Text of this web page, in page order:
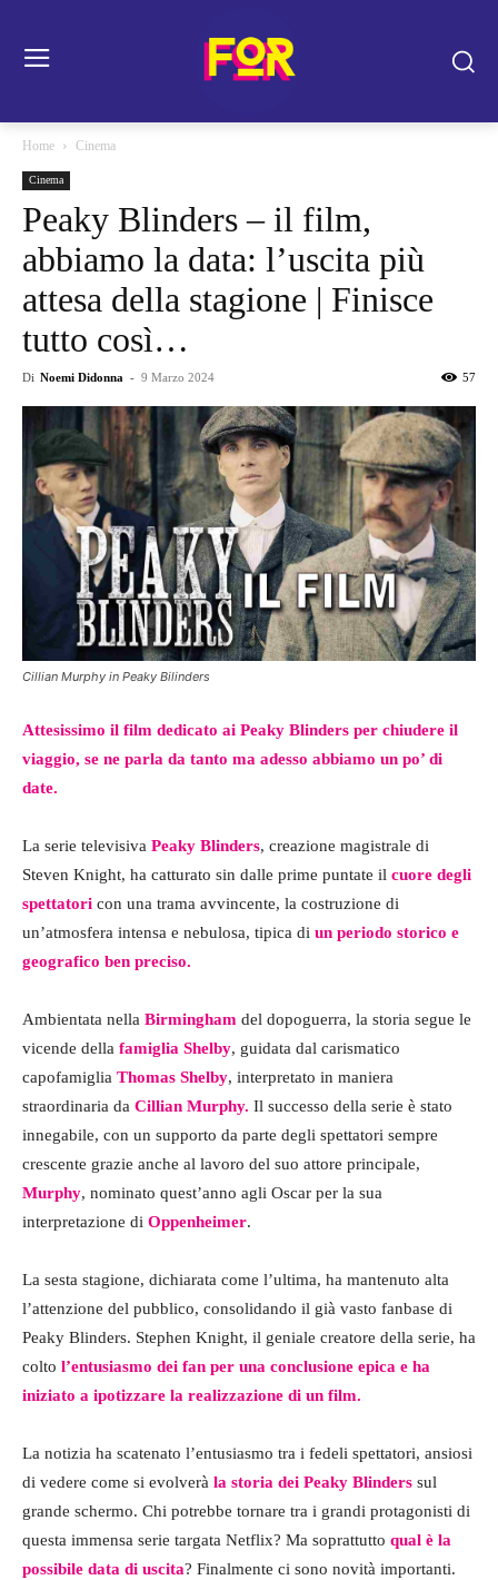
Home Cinema
Cinema
Peaky Blinders – il film,
abbiamo la data: l’uscita più
attesa della stagione | Finisce
tutto così…
Di Noemi Didonna - 9 Marzo 2024 57
Cillian Murphy in Peaky Bilinders
Attesissimo il film dedicato ai Peaky Blinders per chiudere il
viaggio, se ne parla da tanto ma adesso abbiamo un po’ di
date.
La serie televisiva Peaky Blinders, creazione magistrale di
Steven Knight, ha catturato sin dalle prime puntate il cuore degli
spettatori con una trama avvincente, la costruzione di
un’atmosfera intensa e nebulosa, tipica di un periodo storico e
geografico ben preciso.
Ambientata nella Birmingham del dopoguerra, la storia segue le
vicende della famiglia Shelby, guidata dal carismatico
capofamiglia Thomas Shelby, interpretato in maniera
straordinaria da Cillian Murphy. Il successo della serie è stato
innegabile, con un supporto da parte degli spettatori sempre
crescente grazie anche al lavoro del suo attore principale,
Murphy, nominato quest’anno agli Oscar per la sua
interpretazione di Oppenheimer.
La sesta stagione, dichiarata come l’ultima, ha mantenuto alta
l’attenzione del pubblico, consolidando il già vasto fanbase di
Peaky Blinders. Stephen Knight, il geniale creatore della serie, ha
colto l’entusiasmo dei fan per una conclusione epica e ha
iniziato a ipotizzare la realizzazione di un film.
La notizia ha scatenato l’entusiasmo tra i fedeli spettatori, ansiosi
di vedere come si evolverà la storia dei Peaky Blinders sul
grande schermo. Chi potrebbe tornare tra i grandi protagonisti di
questa immensa serie targata Netflix? Ma soprattutto qual è la
possibile data di uscita? Finalmente ci sono novità importanti.